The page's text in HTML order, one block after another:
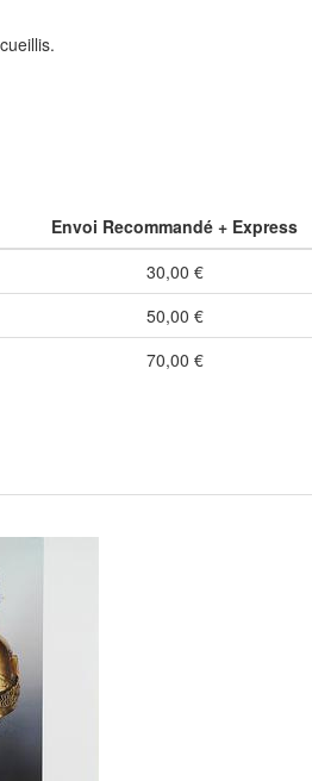
Envoi Recommandé + Express
30,00 €
50,00 €
70,00 €